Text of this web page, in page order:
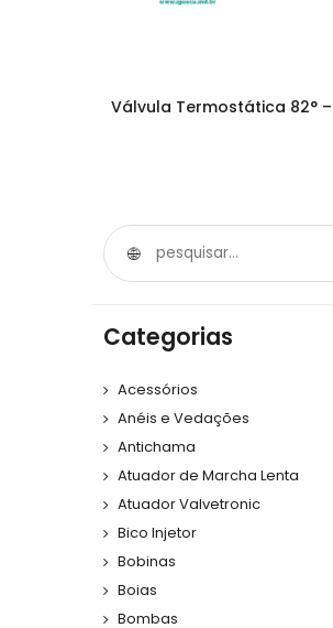
Válvula Termostática 82° –
Categorias
Acessórios
Anéis e Vedações
Antichama
Atuador de Marcha Lenta
Atuador Valvetronic
Bico Injetor
Bobinas
Boias
Bombas